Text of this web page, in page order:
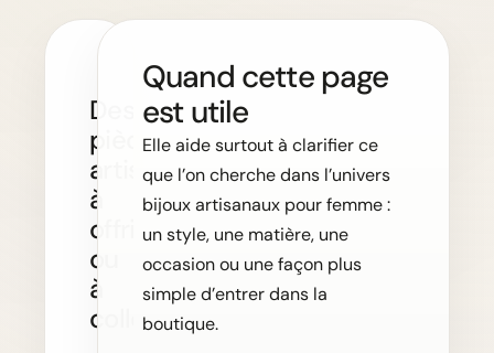
Des
pièces
artisanales
à
offrir
ou
à
collectionner
Quand cette page
est utile
Elle aide surtout à clarifier ce
que l’on cherche dans l’univers
bijoux artisanaux pour femme :
un style, une matière, une
occasion ou une façon plus
simple d’entrer dans la
boutique.